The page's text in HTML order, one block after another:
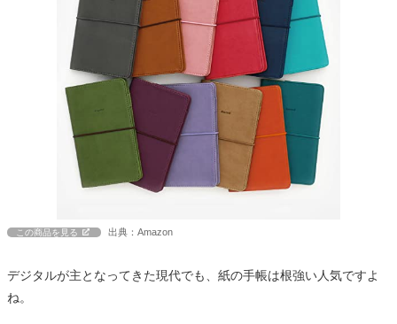
この商品を見る 出典：Amazon
デジタルが主となってきた現代でも、紙の手帳は根強い人気ですよ
ね。